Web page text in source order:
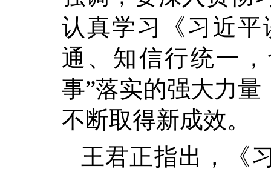
认真学习《习近
通、知信行统一
事”落实的强大力
不断取得新成效。
王君正指出，《